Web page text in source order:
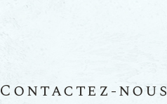
Contactez-nous